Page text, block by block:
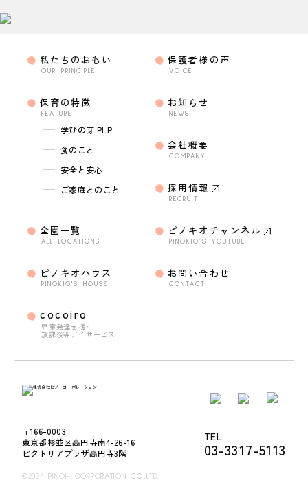
〒166-0003
東京都杉並区高円寺南4-26-16
ビクトリアプラザ高円寺3階
TEL
03-3317-5113
©2024 PINOH CORPORATION CO.,LTD.
私たちのおもい
OUR PRINCIPLE
保育の特徴
FEATURE
学びの芽 PLP
食のこと
安全と安心
ご家庭とのこと
全園一覧
ALL LOCATIONS
ピノキオハウス
PINOKIO'S HOUSE
cocoiro
児童発達支援・
放課後等デイサービス
保護者様の声
VOICE
お知らせ
NEWS
会社概要
COMPANY
採用情報
RECRUIT
ピノキオチャンネル
PINOKIO’S YOUTUBE
お問い合わせ
CONTACT